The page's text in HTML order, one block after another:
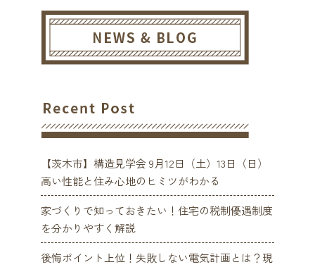
【茨木市】構造見学会 9月12日（土）13日（日）
高い性能と住み心地のヒミツがわかる
家づくりで知っておきたい！住宅の税制優遇制度
を分かりやすく解説
後悔ポイント上位！失敗しない電気計画とは？現